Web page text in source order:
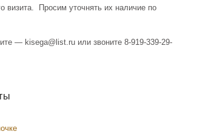
визита. Просим уточнять их наличие по
— kisega@list.ru или звоните 8-919-339-29-